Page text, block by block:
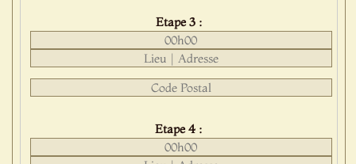
Etape 3 :
Etape 4 :